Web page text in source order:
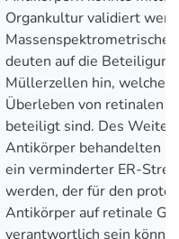
Organkultur validiert
Massenspektrometrische
deuten auf die
Müllerzellen hin, welche
Überleben von retinalen
beteiligt sind. Des
Antikörper behandelten
ein verminderter ER-
werden, der für den
Antikörper auf retinale
verantwortlich sein